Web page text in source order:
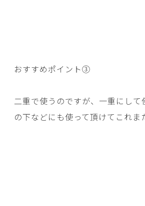
おすすめポイント③
二重で使うのですが、一重にして
の下などにも使って頂けてこれま